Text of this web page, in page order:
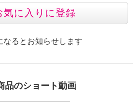
気に入りに登録
なるとお知らせします
品のショート動画